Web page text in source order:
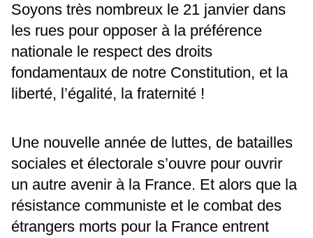
Soyons très nombreux le 21 janvier dans
les rues pour opposer à la préférence
nationale le respect des droits
fondamentaux de notre Constitution, et la
liberté, l’égalité, la fraternité !
Une nouvelle année de luttes, de batailles
sociales et électorale s’ouvre pour ouvrir
un autre avenir à la France. Et alors que la
résistance communiste et le combat des
étrangers morts pour la France entrent